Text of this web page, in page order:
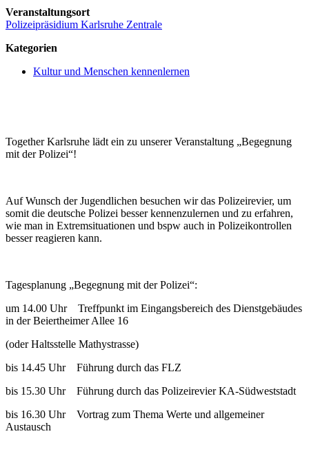
Veranstaltungsort
Polizeipräsidium Karlsruhe Zentrale
Kategorien
Kultur und Menschen kennenlernen
Together Karlsruhe lädt ein zu unserer Veranstaltung „Begegnung
mit der Polizei“!
Auf Wunsch der Jugendlichen besuchen wir das Polizeirevier, um
somit die deutsche Polizei besser kennenzulernen und zu erfahren,
wie man in Extremsituationen und bspw auch in Polizeikontrollen
besser reagieren kann.
Tagesplanung „Begegnung mit der Polizei“:
um 14.00 Uhr Treffpunkt im Eingangsbereich des Dienstgebäudes
in der Beiertheimer Allee 16
(oder Haltsstelle Mathystrasse)
bis 14.45 Uhr Führung durch das FLZ
bis 15.30 Uhr Führung durch das Polizeirevier KA-Südweststadt
bis 16.30 Uhr Vortrag zum Thema Werte und allgemeiner
Austausch